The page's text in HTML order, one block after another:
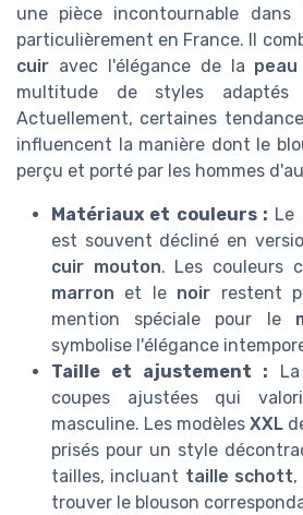
une pièce incontournable dans
particulièrement en France. Il
cuir avec l'élégance de la
multitude de styles adaptés
Actuellement, certaines
influencent la manière dont le
perçu et porté par les hommes
Matériaux et couleurs : Le
est souvent décliné en
cuir mouton. Les couleurs
marron et le noir restent
mention spéciale pour le
symbolise l'élégance
Taille et ajustement :
coupes ajustées qui
masculine. Les modèles XXL
prisés pour un style
tailles, incluant taille schott,
trouver le blouson